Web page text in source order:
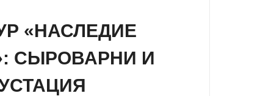
«НАСЛЕДИЕ
СЫРОВАРНИ И